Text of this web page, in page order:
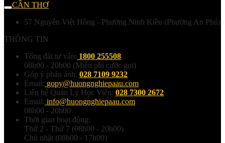
CẦN THƠ
57 Nguyễn Việt Hồng - Phường Ninh Kiều (Phường An Phú)
THÔNG TIN
Tổng đài tư vấn: 1800 255508
08h00 - 20h00 (Miễn phí cước gọi)
Góp ý phản ánh: 028 7109 9232
Email: gopy@huongnghiepaau.com
Liên hệ Quản Lý Học Viên: 028 7300 2672
Email: info@huongnghiepaau.com
08h00 - 20h00
Thời gian hoạt động:
Thứ 2 - Thứ 7 (08h00 - 20h00)
Chủ nhật (08h00 - 17h00)